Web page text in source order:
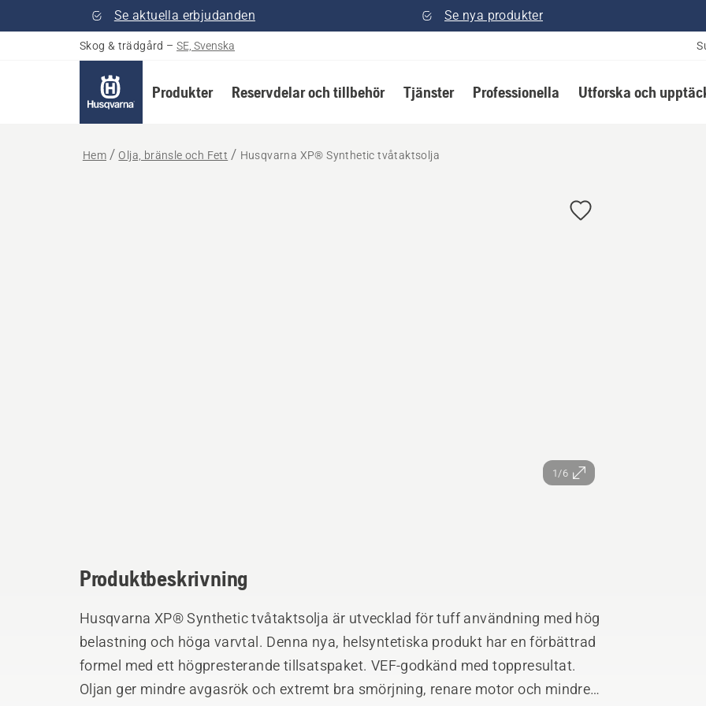
Se aktuella erbjudanden Se nya produkter
Skog & trädgård – SE, Svenska
Produkter Reservdelar och tillbehör Tjänster Professionella Utforska och
Hem Olja, bränsle och Fett Husqvarna XP® Synthetic tvåtaktsolja
1/6
Produktbeskrivning
Husqvarna XP® Synthetic tvåtaktsolja är utvecklad för tuff användning med hög
belastning och höga varvtal. Denna nya, helsyntetiska produkt har en förbättrad
formel med ett högpresterande tillsatspaket. VEF-godkänd med toppresultat.
Oljan ger mindre avgasrök och extremt bra smörjning, renare motor och mindre